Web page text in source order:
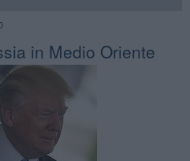
in Medio Oriente